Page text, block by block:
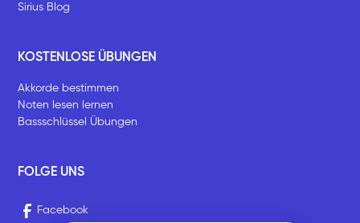
Sirius Blog
KOSTENLOSE ÜBUNGEN
Akkorde bestimmen
Noten lesen lernen
Bassschlüssel Übungen
FOLGE UNS
Facebook